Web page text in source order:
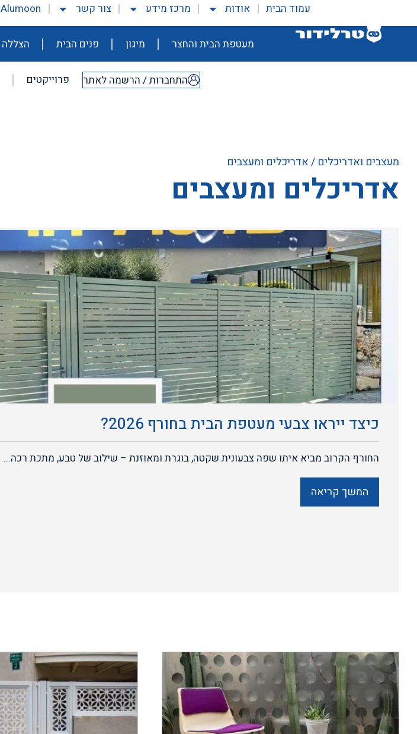
עמוד הבית אודות מרכז מידע צור קשר Alumoon ריהוט גן
מעטפת הבית והחצר מיגון פנים הבית הצללה
התחברות / הרשמה לאתר פרוייקטים
מעצבים ואדריכלים / אדריכלים ומעצבים
אדריכלים ומעצבים
כיצד ייראו צבעי מעטפת הבית בחורף 2026?
החורף הקרוב מביא איתו שפה צבעונית שקטה, בוגרת ומאוזנת – שילוב של טבע, מתכת רכה...
המשך קריאה